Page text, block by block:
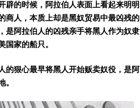
辟的时候，阿拉伯人表面上看起来明明
商人，本质上却是黑奴贸易中最凶残的
是阿拉伯人的凶残亲手将黑人作为奴隶
国家的船只。
的狠心最早将黑人开始贩卖奴役，是阿
。